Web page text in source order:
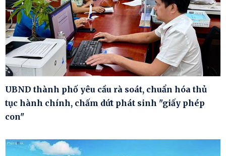
UBND thành phố yêu cầu rà soát, chuẩn hóa thủ
tục hành chính, chấm dứt phát sinh "giấy phép
con"